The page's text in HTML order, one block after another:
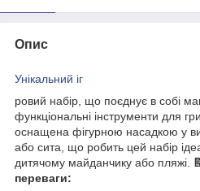
Опис
Унікальний іг
ровий набір, що поєднує в собі
функціональні інструменти для
оснащена фігурною насадкою у
або сита, що робить цей набір
дитячому майданчику або пляжі.
переваги: